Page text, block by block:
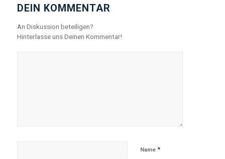
DEIN KOMMENTAR
An Diskussion beteiligen?
Hinterlasse uns Deinen Kommentar!
Name *